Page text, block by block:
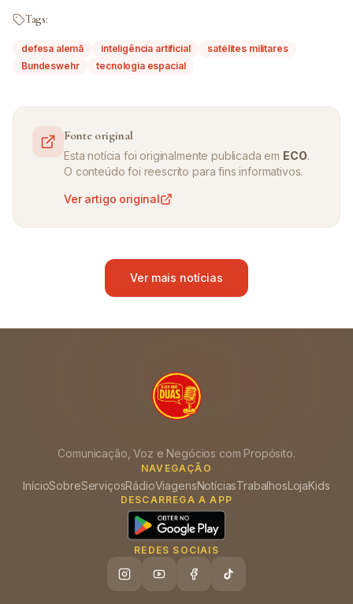
Tags:
defesa alemã inteligência artificial
satélites militares
Bundeswehr
tecnologia espacial
Fonte original
Esta notícia foi originalmente publicada em ECO.
O conteúdo foi reescrito para fins informativos.
Ver artigo original
Ver mais notícias
Comunicação, Voz e Negócios com Propósito.
NAVEGAÇÃO
InícioSobreServiçosRádioViagensNotíciasTrabalhosLojaKids
DESCARREGA A APP
REDES SOCIAIS